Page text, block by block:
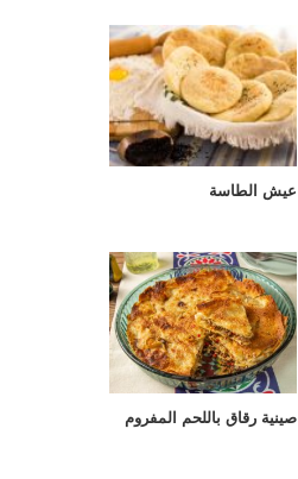
عيش الطاسة
صينية رقاق باللحم المفروم